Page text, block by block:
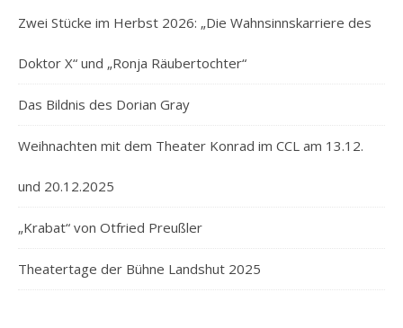
Zwei Stücke im Herbst 2026: „Die Wahnsinnskarriere des
Doktor X“ und „Ronja Räubertochter“
Das Bildnis des Dorian Gray
Weihnachten mit dem Theater Konrad im CCL am 13.12.
und 20.12.2025
„Krabat“ von Otfried Preußler
Theatertage der Bühne Landshut 2025